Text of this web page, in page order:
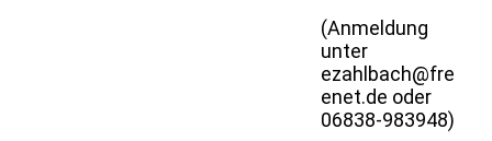
(Anmeldung
unter
ezahlbach@fre
enet.de oder
06838-983948)